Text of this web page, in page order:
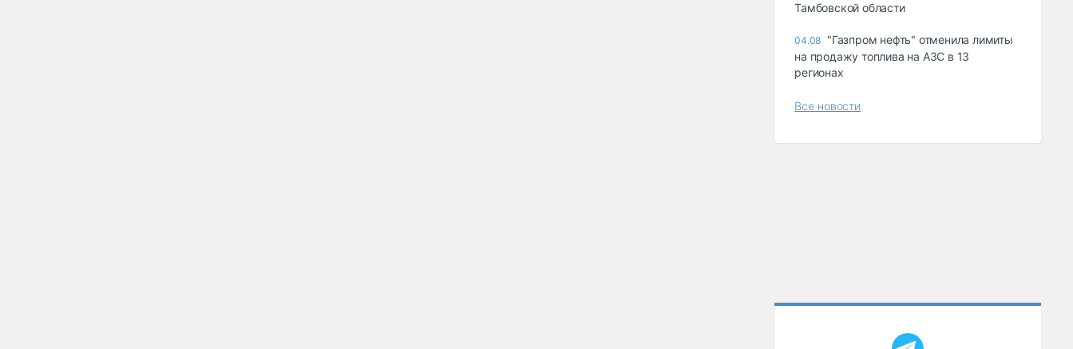
Тамбовской области
04.08 "Газпром нефть" отменила лимиты
на продажу топлива на АЗС в 13
регионах
Все новости